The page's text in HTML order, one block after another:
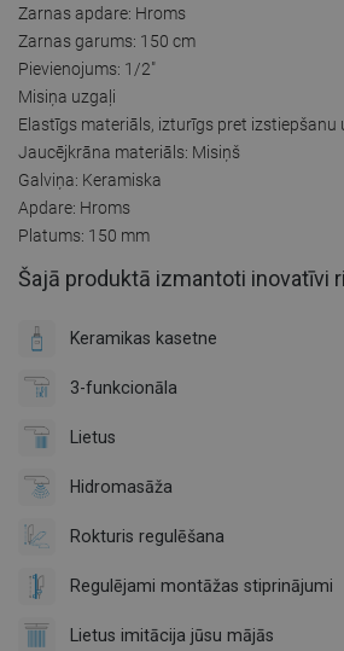
Zarnas apdare: Hroms
Zarnas garums: 150 cm
Pievienojums: 1/2"
Misiņa uzgaļi
Elastīgs materiāls, izturīgs pret izstiepšanu
Jaucējkrāna materiāls: Misiņš
Galviņa: Keramiska
Apdare: Hroms
Platums: 150 mm
Šajā produktā izmantoti inovatīvi
Keramikas kasetne
3-funkcionāla
Lietus
Hidromasāža
Rokturis regulēšana
Regulējami montāžas stiprinājumi
Lietus imitācija jūsu mājās